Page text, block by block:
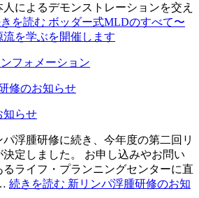
によるデモンストレーションを交え
を読む ボッダー式MLDのすべて〜
を学ぶを開催します
フォメーション
知らせ
浮腫研修に続き、今年度の第二回リ
定しました。 お申し込みやお問い
ライフ・プランニングセンターに直
続きを読む 新リンパ浮腫研修のお知